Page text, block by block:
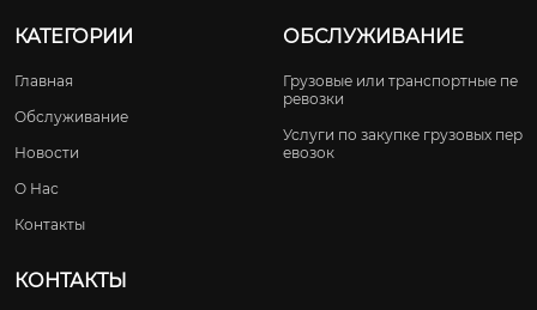
КАТЕГОРИИ
Главная
Обслуживание
Новости
О Нас
Контакты
ОБСЛУЖИВАНИЕ
Грузовые или транспортные пе
ревозки
Услуги по закупке грузовых пер
евозок
КОНТАКТЫ